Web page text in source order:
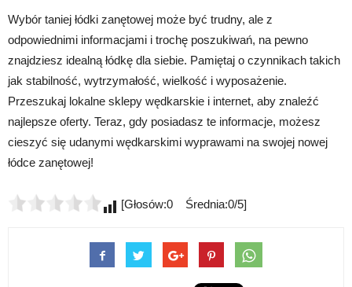
Wybór taniej łódki zanętowej może być trudny, ale z
odpowiednimi informacjami i trochę poszukiwań, na pewno
znajdziesz idealną łódkę dla siebie. Pamiętaj o czynnikach takich
jak stabilność, wytrzymałość, wielkość i wyposażenie.
Przeszukaj lokalne sklepy wędkarskie i internet, aby znaleźć
najlepsze oferty. Teraz, gdy posiadasz te informacje, możesz
cieszyć się udanymi wędkarskimi wyprawami na swojej nowej
łódce zanętowej!
[Głosów:0 Średnia:0/5]